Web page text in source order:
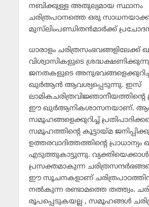
നബിക്കുള്ള അതുല്യമായ സ്ഥാനം
ചരിത്രപഠനത്തെ ഒരു
മുസ്‌ലിംപണ്ഡിതന്‍മാര്‍ക്ക്
ധാരാളം
വിശ്വാസികളുടെ
ജനതകളുടെ
ഖുര്‍ആന്‍ ആവശ്യപ്പെടുന്നു. ഇസ്
ലാമികചരിത്രവിജ്ഞാനീയത്തിന്റെ
ഈ ഖുര്‍ആനികശാസനയാണ്.
സമൂഹങ്ങളെക്കുറിച്ച്
സമൂഹത്തിന്റെ കൂട്ടായ്മ
ഉത്തരവാദിത്തത്തിന്റെ
എടുത്തുകാട്ടുന്നു.
പ്രസക്തമാകുന്ന
ഈ സൂചനകളാണ്
നല്‍കുന്ന രണ്ടാമത്തെ തത്ത്വം.
രൂപപ്പെടുകയല്ല , സമൂഹങ്ങള്‍